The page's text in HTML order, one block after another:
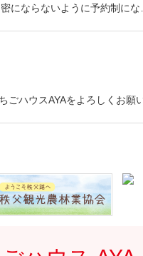
にならないように予約制にな
ハウスAYAをよろしくお願